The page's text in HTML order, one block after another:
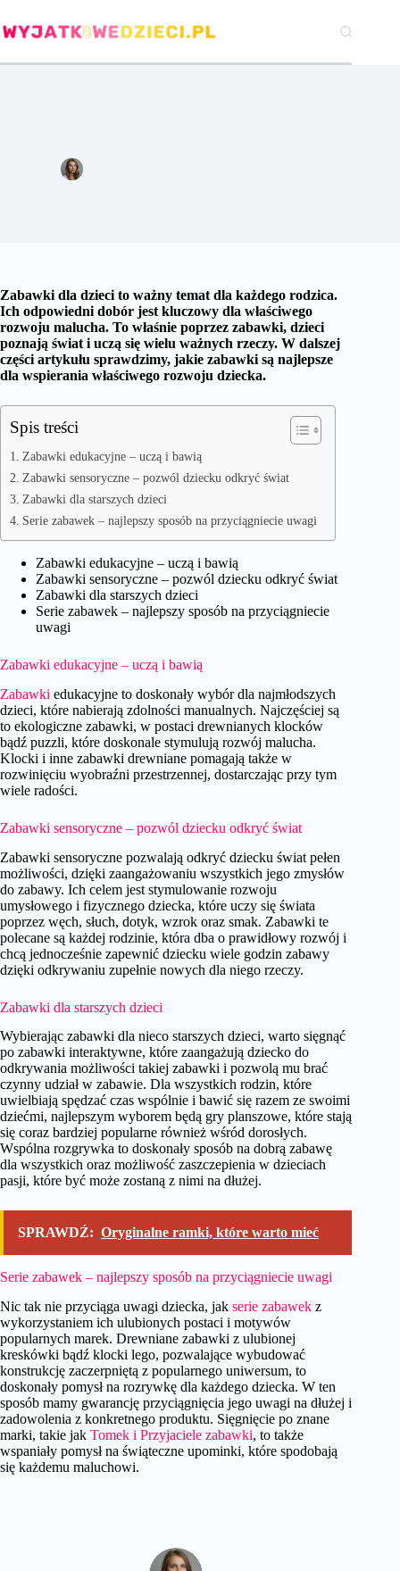
do
treści
Zabawki dla dzieci to ważny temat dla każdego rodzica.
Ich odpowiedni dobór jest kluczowy dla właściwego
rozwoju malucha. To właśnie poprzez zabawki, dzieci
poznają świat i uczą się wielu ważnych rzeczy. W dalszej
części artykułu sprawdzimy, jakie zabawki są najlepsze
dla wspierania właściwego rozwoju dziecka.
Spis treści
Zabawki edukacyjne – uczą i bawią
Zabawki sensoryczne – pozwól dziecku odkryć świat
Zabawki dla starszych dzieci
Serie zabawek – najlepszy sposób na przyciągniecie uwagi
Zabawki edukacyjne – uczą i bawią
Zabawki sensoryczne – pozwól dziecku odkryć świat
Zabawki dla starszych dzieci
Serie zabawek – najlepszy sposób na przyciągniecie
uwagi
Zabawki edukacyjne – uczą i bawią
Zabawki edukacyjne to doskonały wybór dla najmłodszych
dzieci, które nabierają zdolności manualnych. Najczęściej są
to ekologiczne zabawki, w postaci drewnianych klocków
bądź puzzli, które doskonale stymulują rozwój malucha.
Klocki i inne zabawki drewniane pomagają także w
rozwinięciu wyobraźni przestrzennej, dostarczając przy tym
wiele radości.
Zabawki sensoryczne – pozwól dziecku odkryć świat
Zabawki sensoryczne pozwalają odkryć dziecku świat pełen
możliwości, dzięki zaangażowaniu wszystkich jego zmysłów
do zabawy. Ich celem jest stymulowanie rozwoju
umysłowego i fizycznego dziecka, które uczy się świata
poprzez węch, słuch, dotyk, wzrok oraz smak. Zabawki te
polecane są każdej rodzinie, która dba o prawidłowy rozwój i
chcą jednocześnie zapewnić dziecku wiele godzin zabawy
dzięki odkrywaniu zupełnie nowych dla niego rzeczy.
Zabawki dla starszych dzieci
Wybierając zabawki dla nieco starszych dzieci, warto sięgnąć
po zabawki interaktywne, które zaangażują dziecko do
odkrywania możliwości takiej zabawki i pozwolą mu brać
czynny udział w zabawie. Dla wszystkich rodzin, które
uwielbiają spędzać czas wspólnie i bawić się razem ze swoimi
dziećmi, najlepszym wyborem będą gry planszowe, które stają
się coraz bardziej popularne również wśród dorosłych.
Wspólna rozgrywka to doskonały sposób na dobrą zabawę
dla wszystkich oraz możliwość zaszczepienia w dzieciach
pasji, które być może zostaną z nimi na dłużej.
SPRAWDŹ: Oryginalne ramki, które warto mieć
Serie zabawek – najlepszy sposób na przyciągniecie uwagi
Nic tak nie przyciąga uwagi dziecka, jak serie zabawek z
wykorzystaniem ich ulubionych postaci i motywów
popularnych marek. Drewniane zabawki z ulubionej
kreskówki bądź klocki lego, pozwalające wybudować
konstrukcję zaczerpniętą z popularnego uniwersum, to
doskonały pomysł na rozrywkę dla każdego dziecka. W ten
sposób mamy gwarancję przyciągnięcia jego uwagi na dłużej i
zadowolenia z konkretnego produktu. Sięgnięcie po znane
marki, takie jak Tomek i Przyjaciele zabawki, to także
wspaniały pomysł na świąteczne upominki, które spodobają
się każdemu maluchowi.